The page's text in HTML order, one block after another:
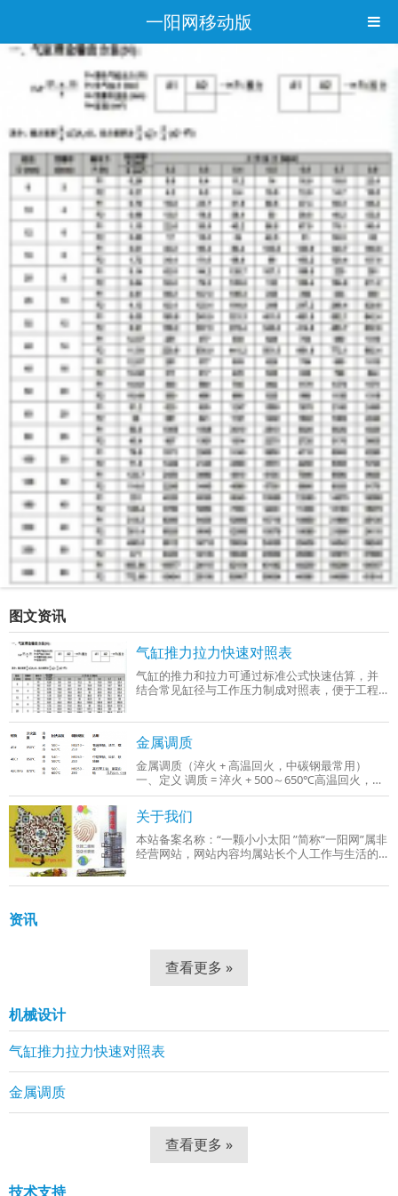
一阳网移动版
图文资讯
气缸推力拉力快速对照表
气缸的推力和拉力可通过标准公式快速估算，并
结合常见缸径与工作压力制成对照表，便于工程
力0.4–0.6 MPa）整理的‌气缸推力与拉力快
金属调质
金属调质（淬火 + 高温回火，中碳钢最常用）
一、定义 调质 = 淬火 + 500～650℃高温回火，只
适用于中碳钢、中碳合金钢（C：0.3%～0.5%），
成品组织：回火索氏体（铁素体 + 细小球状碳
关于我们
本站备案名称：“一颗小小太阳 ”简称“一阳网”属非
经营网站，网站内容均属站长个人工作与生活的
制、网站组建等。
资讯
查看更多 »
机械设计
气缸推力拉力快速对照表
金属调质
查看更多 »
技术支持